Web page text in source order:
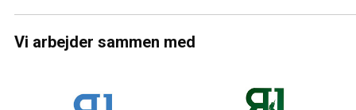
Vi arbejder sammen med